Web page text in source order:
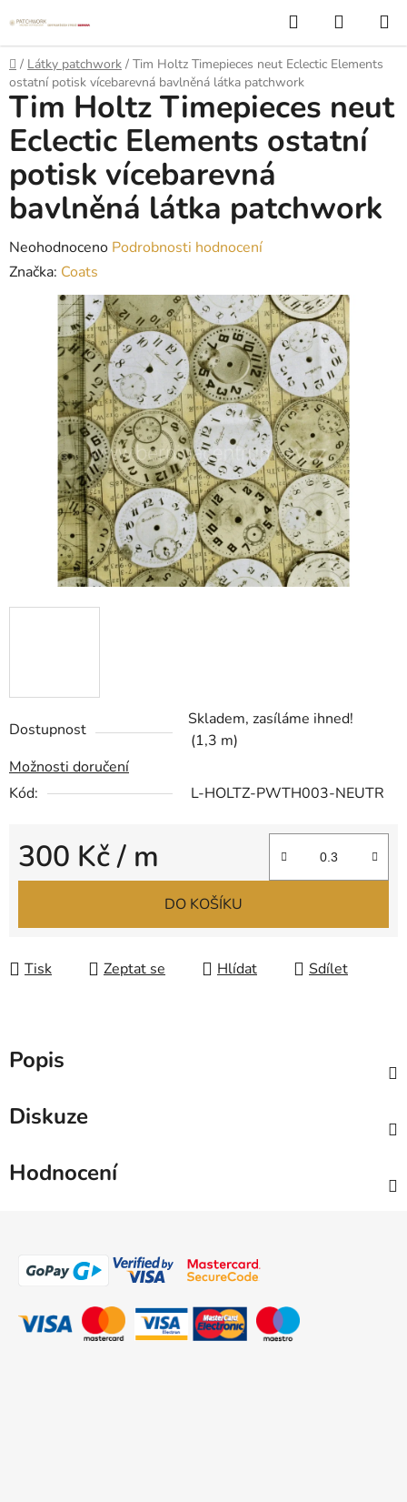
na
obsah
Hledat
KOŠÍK
Domů
/ Látky patchwork / Tim Holtz Timepieces neut Eclectic Elements
ostatní potisk vícebarevná bavlněná látka patchwork
Dostupnost
Skladem, zasíláme ihned!
(1,3 m)
Možnosti doručení
Kód:
L-HOLTZ-PWTH003-NEUTR
300 Kč/ m
Měrná cena:
DO KOŠÍKU
Tisk Zeptat se Hlídat Sdílet
Tim Holtz Timepieces neut
Eclectic Elements ostatní
potisk vícebarevná
bavlněná látka patchwork
Průměrné
hodnocení
produktu
hvězdiček.
Neohodnoceno Podrobnosti hodnocení
Značka: Coats
Popis
Diskuze
Hodnocení